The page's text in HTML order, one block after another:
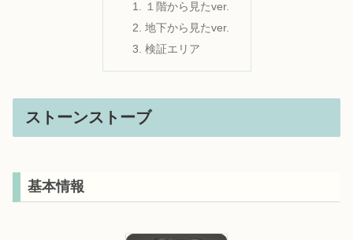
１階から見たver.
地下から見たver.
検証エリア
ストーンストーブ
基本情報